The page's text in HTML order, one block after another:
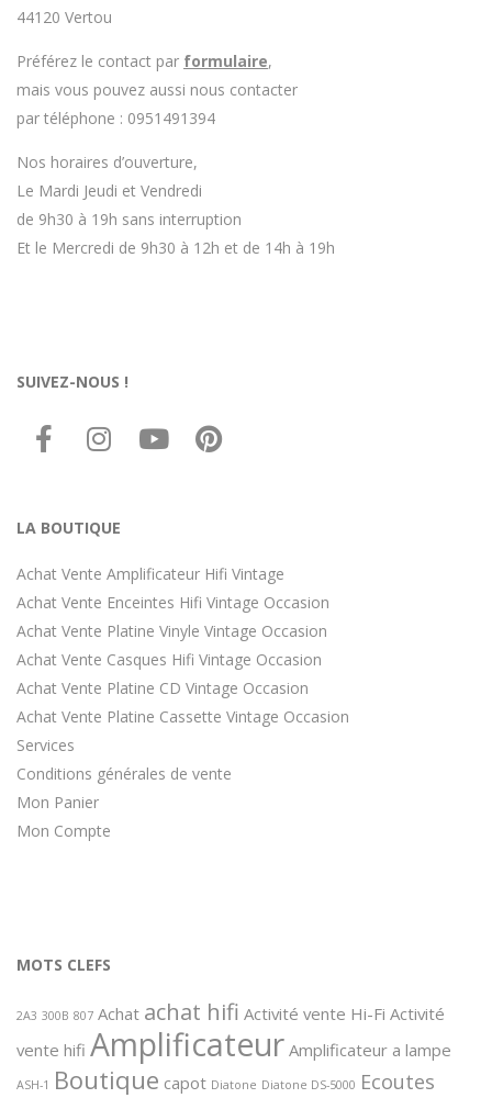
44120 Vertou
Préférez le contact par formulaire,
mais vous pouvez aussi nous contacter
par téléphone : 0951491394
Nos horaires d’ouverture,
Le Mardi Jeudi et Vendredi
de 9h30 à 19h sans interruption
Et le Mercredi de 9h30 à 12h et de 14h à 19h
SUIVEZ-NOUS !
LA BOUTIQUE
Achat Vente Amplificateur Hifi Vintage
Achat Vente Enceintes Hifi Vintage Occasion
Achat Vente Platine Vinyle Vintage Occasion
Achat Vente Casques Hifi Vintage Occasion
Achat Vente Platine CD Vintage Occasion
Achat Vente Platine Cassette Vintage Occasion
Services
Conditions générales de vente
Mon Panier
Mon Compte
MOTS CLEFS
2A3 300B 807 Achat achat hifi Activité vente Hi-Fi Activité
vente hifi Amplificateur Amplificateur a lampe
ASH-1 Boutique capot Diatone Diatone DS-5000 Ecoutes